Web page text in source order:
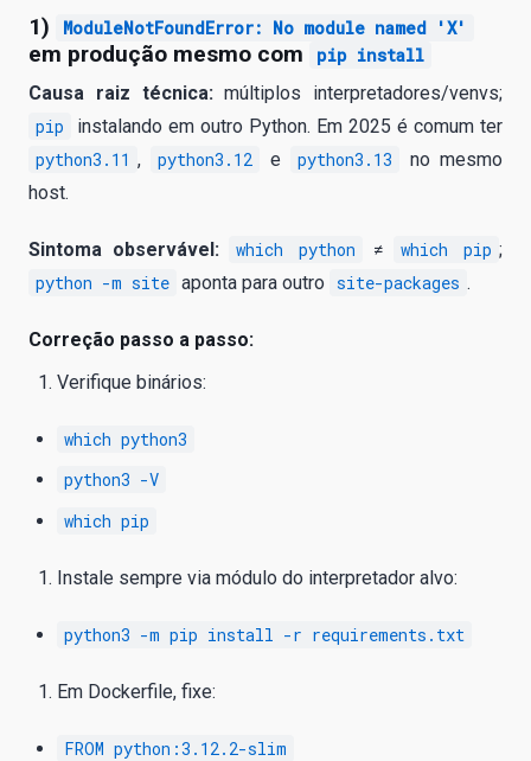
1) ModuleNotFoundError: No module named 'X'
em produção mesmo com
pip install
Causa raiz técnica:múltiplos interpretadores/venvs;
pip
instalando em outro Python. Em 2025 é comum ter
python3.11 , python3.12 e python3.13
no mesmo
host.
Sintoma observável: which python ≠ which pip ;
python -m site aponta para outro site-packages .
Correção passo a passo:
Verifique binários:
which python3
python3 -V
which pip
Instale sempre via módulo do interpretador alvo:
python3 -m pip install -r requirements.txt
Em Dockerfile, fixe:
FROM python:3.12.2-slim